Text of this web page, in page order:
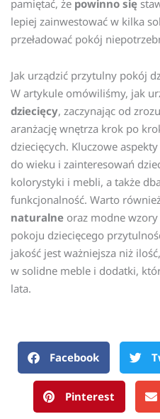
pamiętać, że powinno się
lepiej zainwestować w kilka
przeładować pokój
Jak urządzić przytulny pokój
W artykule omówiliśmy, jak
dziecięcy, zaczynając od
aranżację wnętrza krok po
dziecięcych. Kluczowe
do wieku i zainteresowań
kolorystyki i mebli, a także
funkcjonalność. Warto
naturalne oraz modne
pokoju dziecięcego
jakość jest ważniejsza niż
w solidne meble i dodatki,
lata.
Facebook
Pinterest